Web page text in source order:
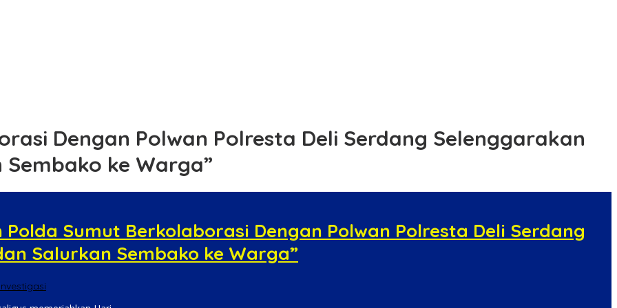
Dengan Polwan Polresta Deli Serdang Selenggarakan
ke Warga”
Sumut Berkolaborasi Dengan Polwan Polresta Deli Serdang
Salurkan Sembako ke Warga”